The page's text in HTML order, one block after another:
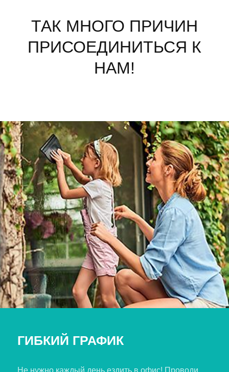
ТАК МНОГО ПРИЧИН
ПРИСОЕДИНИТЬСЯ К
НАМ!
ГИБКИЙ ГРАФИК
Не нужно каждый день ездить в офис! Проводи